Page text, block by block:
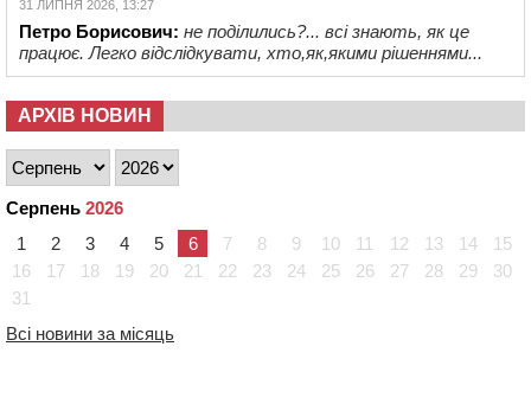
31 ЛИПНЯ 2026, 13:27
Петро Борисович: не поділились?... всі знають, як це
працює. Легко відслідкувати, хто,як,якими рішеннями...
АРХІВ НОВИН
Серпень 2026
1
2 3 4 5 6 7 8 9 10 11 12 13 14
15
16
17 18 19 20 21 22 23 24 25 26 27 28 29
30
31
Всі новини за місяць